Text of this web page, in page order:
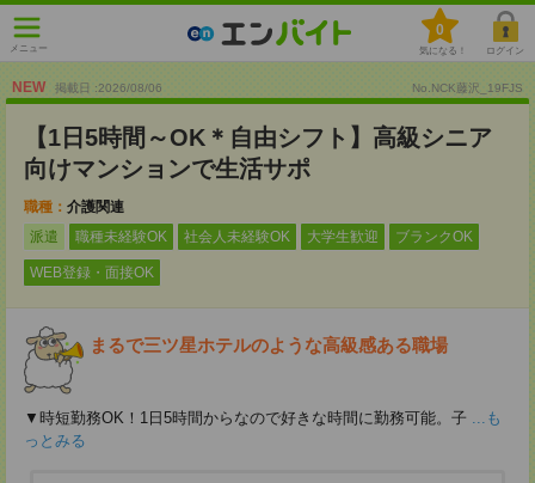
メニュー
0
気になる！ ログイン
NEW 掲載日 :2026/08/06 No.NCK藤沢_19FJS
【1日5時間～OK＊自由シフト】高級シニア
向けマンションで生活サポ
職種： 介護関連
派遣
職種未経験OK 社会人未経験OK 大学生歓迎 ブランクOK
WEB登録・面接OK
まるで三ツ星ホテルのような高級感ある職場
▼時短勤務OK！1日5時間からなので好きな時間に勤務可能。子 ...も
っとみる